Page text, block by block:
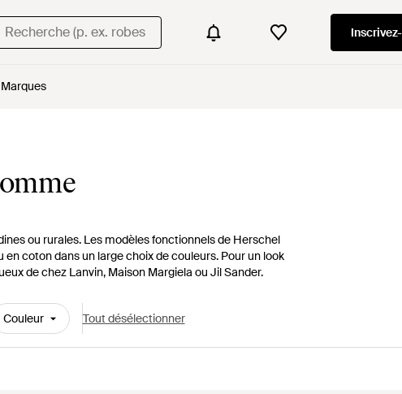
Marques
ou rurales. Les modèles fonctionnels de Herschel
coton dans un large choix de couleurs. Pour un look
de chez Lanvin, Maison Margiela ou Jil Sander.
Couleur Tout désélectionner